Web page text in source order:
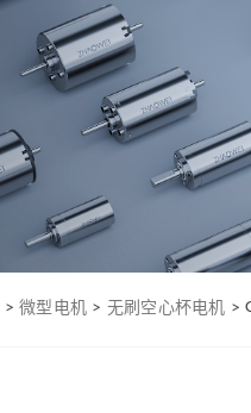
Φ8mm 编码器
Φ12mm 编码器
Φ22mm 编码器
Φ38mm 编码器
无刷空心杯电机
Φ4mm（MC0408）
Φ6mm（CL0623）
胰岛素注射泵
>微型电机 > 无刷空心杯电机 >